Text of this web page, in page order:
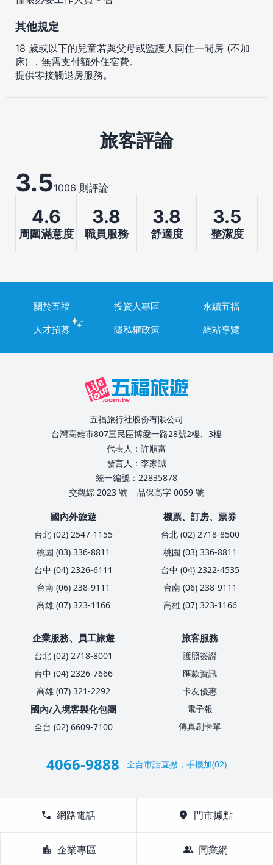
其他規定
18 歲或以下的兒童若與父母或監護人同住一間房 (不加
床) ，無需支付額外住宿費。
提供零接觸退房服務。
旅客評論
3.51006 則評論
4.6
周圍滿意度
3.8
職員服務
3.8
舒適度
3.5
整潔度
關於五福 投資人專區
永續五福
人才招募
隱私權政策 網站導覽
五福旅行社股份有限公司
台灣高雄市807三民區博愛一路28號2樓、3樓
代表人：許順富
發言人：李家誠
統一編號：22835878
交觀綜 2023 號
品保高字 0059 號
國內外旅遊
台北 (02) 2547-1155
桃園 (03) 336-8811
台中 (04) 2326-6111
台南 (06) 238-9111
高雄 (07) 323-1166
機票、訂房、票券
台北 (02) 2718-8500
桃園 (03) 336-8811
台中 (04) 2322-4535
台南 (06) 238-9111
高雄 (07) 323-1166
企業服務、員工旅遊
台北 (02) 2718-8001
台中 (04) 2326-7666
高雄 (07) 321-2292
國內/入境客製化包團
全台 (02) 6609-7100
旅客服務
護照簽證
匯款資訊
卡友優惠
電子報
傳真刷卡單
4066-9888 全台市話直撥，手機加(02)
call 網路電話 location_on 門市據點
location_city 企業專區 group 同業網